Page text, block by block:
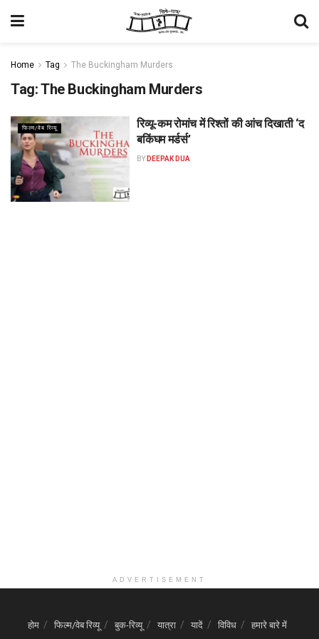
Home Tag The Buckingham Murders
Tag:The Buckingham Murders
फिल्म/वेब रिव्यू
रिव्यू-कम रोमांच में रिश्तों की आंच दिखाती ‘द
बकिंघम मर्डर्स’
BY DEEPAK DUA
ADVERTISEMENT
होम फिल्म/वेब रिव्यू बुक-रिव्यू यात्रा यादें विविध हमारे बारे में